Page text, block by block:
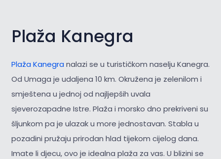
Plaža Kanegra
Plaža Kanegra nalazi se u turističkom naselju Kanegra.
Od Umaga je udaljena 10 km. Okružena je zelenilom i
smještena u jednoj od najljepših uvala
sjeverozapadne Istre. Plaža i morsko dno prekriveni su
šljunkom pa je ulazak u more jednostavan. Stabla u
pozadini pružaju prirodan hlad tijekom cijelog dana.
Imate li djecu, ovo je idealna plaža za vas. U blizini se